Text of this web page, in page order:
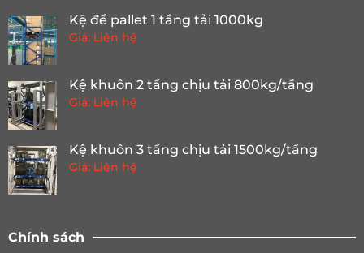
Kệ để pallet 1 tầng tải 1000kg
Giá: Liên hệ
Kệ khuôn 2 tầng chịu tải 800kg/tầng
Giá: Liên hệ
Kệ khuôn 3 tầng chịu tải 1500kg/tầng
Giá: Liên hệ
Chính sách